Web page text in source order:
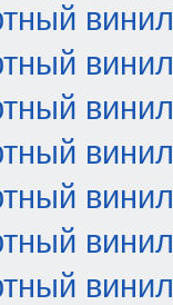
винил
винил
винил
винил
винил
винил
винил